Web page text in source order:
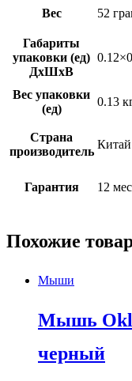
Вес 52
Габариты
упаковки (ед)
ДхШхВ
Вес упаковки
(ед)
0.13
Страна
производитель
Китай
Гарантия 12
Похожие
Мыши
Мышь
черный